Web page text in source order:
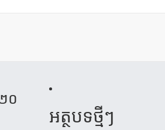
០​
អត្ថបទថ្មីៗ